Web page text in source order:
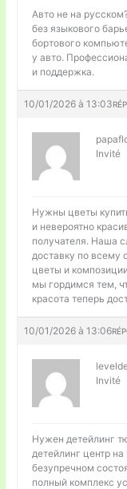
Авто не на
без языкового
бортового
у авто.
и поддержка.
10/01/2026 à 13:03
Invité
Нужны цветы
и невероятно
получателя. Наша
доставку по всему
цветы и
мы гордимся тем,
красота теперь
10/01/2026 à 13:06
Invité
Нужен детейлинг
детейлинг центр
безупречном
полный комплекс